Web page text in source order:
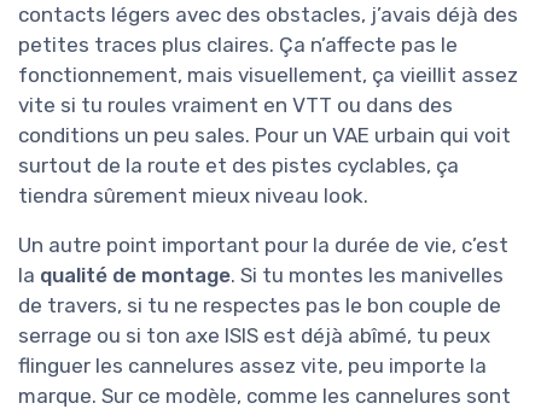
contacts légers avec des obstacles, j’avais déjà des
petites traces plus claires. Ça n’affecte pas le
fonctionnement, mais visuellement, ça vieillit assez
vite si tu roules vraiment en VTT ou dans des
conditions un peu sales. Pour un VAE urbain qui voit
surtout de la route et des pistes cyclables, ça
tiendra sûrement mieux niveau look.
Un autre point important pour la durée de vie, c’est
la qualité de montage. Si tu montes les manivelles
de travers, si tu ne respectes pas le bon couple de
serrage ou si ton axe ISIS est déjà abîmé, tu peux
flinguer les cannelures assez vite, peu importe la
marque. Sur ce modèle, comme les cannelures sont